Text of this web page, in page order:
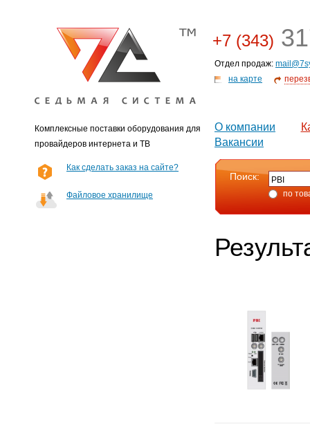
Комплексные поставки оборудования для
провайдеров интернета и ТВ
+7 (343)
Отдел продаж:
на карте
О компании
Вакансии
Как сделать заказ на сайте?
Файловое хранилище
Поиск:
по